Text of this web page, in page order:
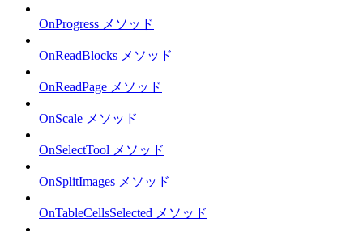
OnProgress メソッド
OnReadBlocks メソッド
OnReadPage メソッド
OnScale メソッド
OnSelectTool メソッド
OnSplitImages メソッド
OnTableCellsSelected メソッド